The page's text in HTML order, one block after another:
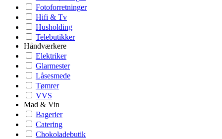
Fotoforretninger
Hifi & Tv
Husholding
Telebutikker
Håndværkere
Elektriker
Glarmester
Låsesmede
Tømrer
VVS
Mad & Vin
Bagerier
Catering
Chokoladebutik